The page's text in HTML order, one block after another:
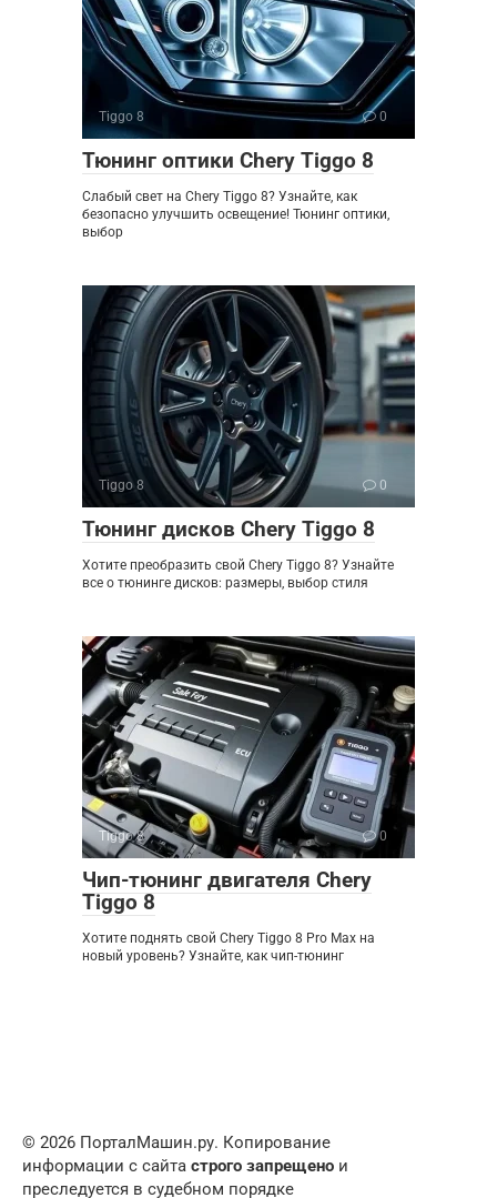
Tiggo 8 0
Тюнинг оптики Chery Tiggo 8
Слабый свет на Chery Tiggo 8? Узнайте, как
безопасно улучшить освещение! Тюнинг оптики,
выбор
Tiggo 8 0
Тюнинг дисков Chery Tiggo 8
Хотите преобразить свой Chery Tiggo 8? Узнайте
все о тюнинге дисков: размеры, выбор стиля
Tiggo 8 0
Чип-тюнинг двигателя Chery
Tiggo 8
Хотите поднять свой Chery Tiggo 8 Pro Max на
новый уровень? Узнайте, как чип-тюнинг
© 2026 ПорталМашин.ру. Копирование
информации с сайта строго запрещено и
преследуется в судебном порядке